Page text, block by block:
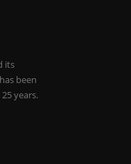
its
been
years.